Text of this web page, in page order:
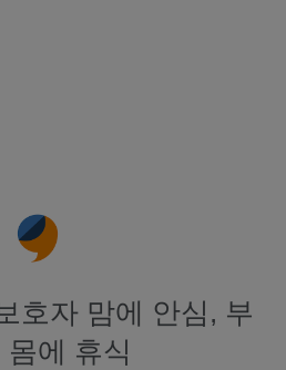
호자 맘에 안심, 부
몸에 휴식